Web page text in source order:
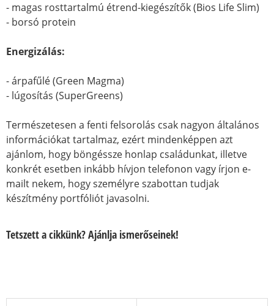
- magas rosttartalmú étrend-kiegészítők (Bios Life Slim)
- borsó protein
Energizálás:
- árpafűlé (Green Magma)
- lúgosítás (SuperGreens)
Természetesen a fenti felsorolás csak nagyon általános
információkat tartalmaz, ezért mindenképpen azt
ajánlom, hogy böngéssze honlap családunkat, illetve
konkrét esetben inkább hívjon telefonon vagy írjon e-
mailt nekem, hogy személyre szabottan tudjak
készítmény portfóliót javasolni.
Tetszett a cikkünk? Ajánlja ismerőseinek!